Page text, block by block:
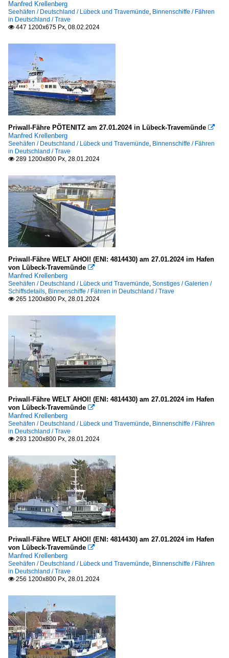
Manfred Krellenberg
Seehäfen / Deutschland / Lübeck und Travemünde Binnenschiffe / Fähren
in Deutschland / Trave
 447 1200x675 Px, 08.02.2024
Priwall-Fähre PÖTENITZ am 27.01.2024 in Lübeck-Travemünde 
Manfred Krellenberg
Seehäfen / Deutschland / Lübeck und Travemünde Binnenschiffe / Fähren
in Deutschland / Trave
 289 1200x800 Px, 28.01.2024
Priwall-Fähre WELT AHOI! (ENI: 4814430) am 27.01.2024 im Hafen
von Lübeck-Travemünde 
Manfred Krellenberg
Seehäfen / Deutschland / Lübeck und Travemünde Sonstiges / Galerien /
Schiffsdetails Binnenschiffe / Fähren in Deutschland / Trave
 265 1200x800 Px, 28.01.2024
Priwall-Fähre WELT AHOI! (ENI: 4814430) am 27.01.2024 im Hafen
von Lübeck-Travemünde 
Manfred Krellenberg
Seehäfen / Deutschland / Lübeck und Travemünde Binnenschiffe / Fähren
in Deutschland / Trave
 293 1200x800 Px, 28.01.2024
Priwall-Fähre WELT AHOI! (ENI: 4814430) am 27.01.2024 im Hafen
von Lübeck-Travemünde 
Manfred Krellenberg
Seehäfen / Deutschland / Lübeck und Travemünde Binnenschiffe / Fähren
in Deutschland / Trave
 256 1200x800 Px, 28.01.2024